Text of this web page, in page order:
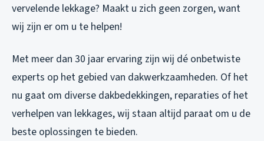
vervelende lekkage? Maakt u zich geen zorgen, want
wij zijn er om u te helpen!
Met meer dan 30 jaar ervaring zijn wij dé onbetwiste
experts op het gebied van dakwerkzaamheden. Of het
nu gaat om diverse dakbedekkingen, reparaties of het
verhelpen van lekkages, wij staan altijd paraat om u de
beste oplossingen te bieden.